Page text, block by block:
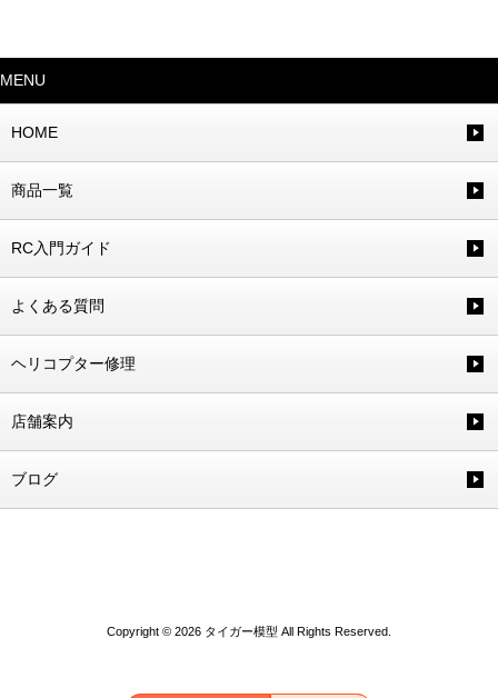
MENU
HOME
商品一覧
RC入門ガイド
よくある質問
ヘリコプター修理
店舗案内
ブログ
Copyright © 2026 タイガー模型 All Rights Reserved.